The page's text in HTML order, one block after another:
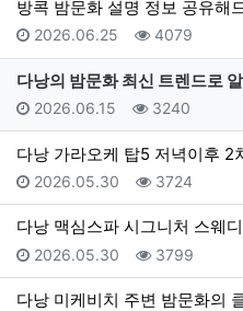
방콕 밤문화 설명 정보 공유해
등록일
2026.06.25 조회
4079
다낭의 밤문화 최신 트렌드로
등록일
2026.06.15 조회
3240
등록일
2026.05.30 조회
3724
등록일
2026.05.30 조회
3799
다낭 미케비치 주변 밤문화의